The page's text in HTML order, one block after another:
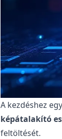
A kezdéshez
képátalakító
feltöltését.